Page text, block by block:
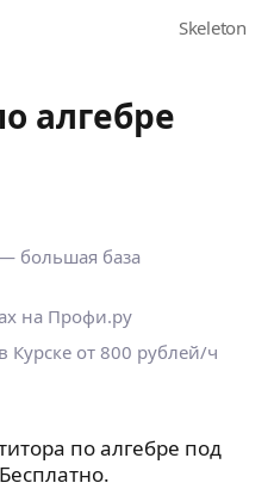
алгебре
большая база
на Профи.ру
Курске от 800 рублей/ч
по алгебре под